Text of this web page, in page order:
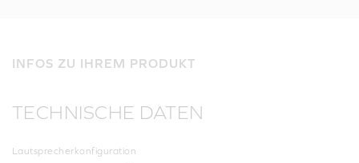
INFOS ZU IHREM PRODUKT
TECHNISCHE DATEN
Lautsprecherkonfiguration